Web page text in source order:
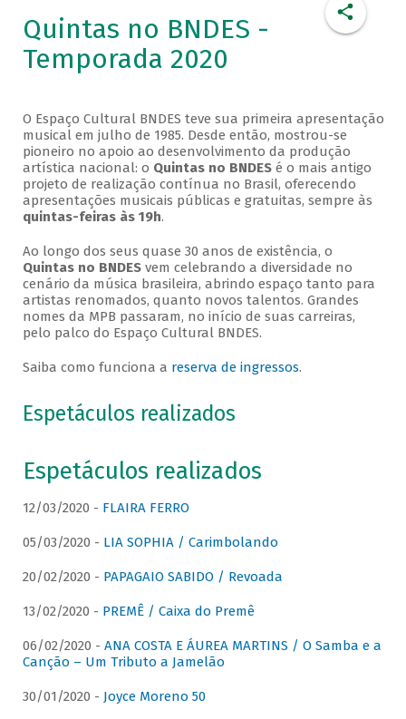
Quintas no BNDES -
Temporada 2020
O Espaço Cultural BNDES teve sua primeira apresentação
musical em julho de 1985. Desde então, mostrou-se
pioneiro no apoio ao desenvolvimento da produção
artística nacional: o Quintas no BNDESé o mais antigo
projeto de realização contínua no Brasil, oferecendo
apresentações musicais públicas e gratuitas, sempre às
quintas-feiras às 19h.
Ao longo dos seus quase 30 anos de existência, o
Quintas no BNDESvem celebrando a diversidade no
cenário da música brasileira, abrindo espaço tanto para
artistas renomados, quanto novos talentos. Grandes
nomes da MPB passaram, no início de suas carreiras,
pelo palco do Espaço Cultural BNDES.
Saiba como funciona a reserva de ingressos.
Espetáculos realizados
Espetáculos realizados
12/03/2020 - FLAIRA FERRO
05/03/2020 - LIA SOPHIA / Carimbolando
20/02/2020 - PAPAGAIO SABIDO / Revoada
13/02/2020 - PREMÊ / Caixa do Premê
06/02/2020 - ANA COSTA E ÁUREA MARTINS / O Samba e a
Canção – Um Tributo a Jamelão
30/01/2020 - Joyce Moreno 50